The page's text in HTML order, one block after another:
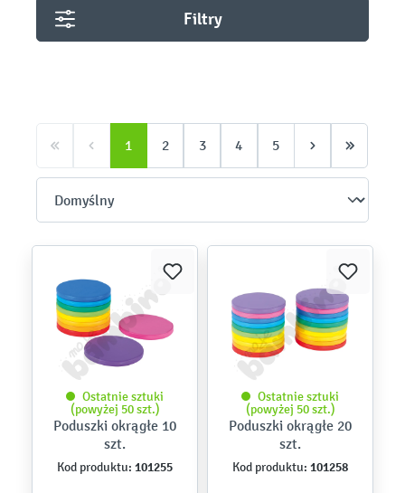
Filtry
1 2 3 4 5
Ostatnie sztuki
(powyżej 50 szt.)
Poduszki okrągłe 10
szt.
Kod produktu: 101255
Ostatnie sztuki
(powyżej 50 szt.)
Poduszki okrągłe 20
szt.
Kod produktu: 101258